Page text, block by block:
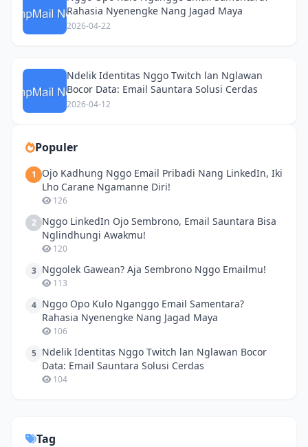
Rahasia Nyenengke Nang Jagad Maya
2026-04-22
Ndelik Identitas Nggo Twitch lan Nglawan
Bocor Data: Email Sauntara Solusi Cerdas
2026-04-12
Populer
1
Ojo Kadhung Nggo Email Pribadi Nang LinkedIn, Iki
Lho Carane Ngamanne Diri!
126
2 Nggo LinkedIn Ojo Sembrono, Email Sauntara Bisa
Nglindhungi Awakmu!
120
3 Nggolek Gawean? Aja Sembrono Nggo Emailmu!
113
4 Nggo Opo Kulo Nganggo Email Samentara?
Rahasia Nyenengke Nang Jagad Maya
106
5 Ndelik Identitas Nggo Twitch lan Nglawan Bocor
Data: Email Sauntara Solusi Cerdas
104
Tag